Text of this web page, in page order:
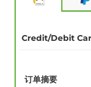
Credit/Debit
订单摘要